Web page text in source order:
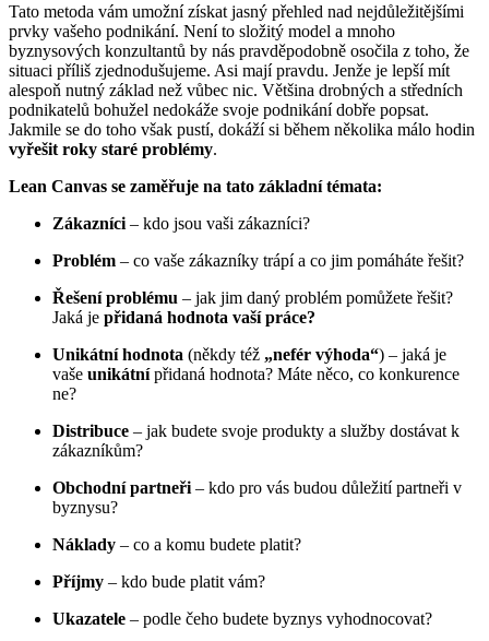
Tato metoda vám umožní získat jasný přehled nad nejdůležitějšími
prvky vašeho podnikání. Není to složitý model a mnoho
byznysových konzultantů by nás pravděpodobně osočila z toho, že
situaci příliš zjednodušujeme. Asi mají pravdu. Jenže je lepší mít
alespoň nutný základ než vůbec nic. Většina drobných a středních
podnikatelů bohužel nedokáže svoje podnikání dobře popsat.
Jakmile se do toho však pustí, dokáží si během několika málo hodin
vyřešit roky staré problémy.
Lean Canvas se zaměřuje na tato základní témata:
Zákazníci – kdo jsou vaši zákazníci?
Problém – co vaše zákazníky trápí a co jim pomáháte řešit?
Řešení problému – jak jim daný problém pomůžete řešit?
Jaká je přidaná hodnota vaší práce?
Unikátní hodnota (někdy též „nefér výhoda“) – jaká je
vaše unikátnípřidaná hodnota? Máte něco, co konkurence
ne?
Distribuce – jak budete svoje produkty a služby dostávat k
zákazníkům?
Obchodní partneři – kdo pro vás budou důležití partneři v
byznysu?
Náklady – co a komu budete platit?
Příjmy – kdo bude platit vám?
Ukazatele – podle čeho budete byznys vyhodnocovat?